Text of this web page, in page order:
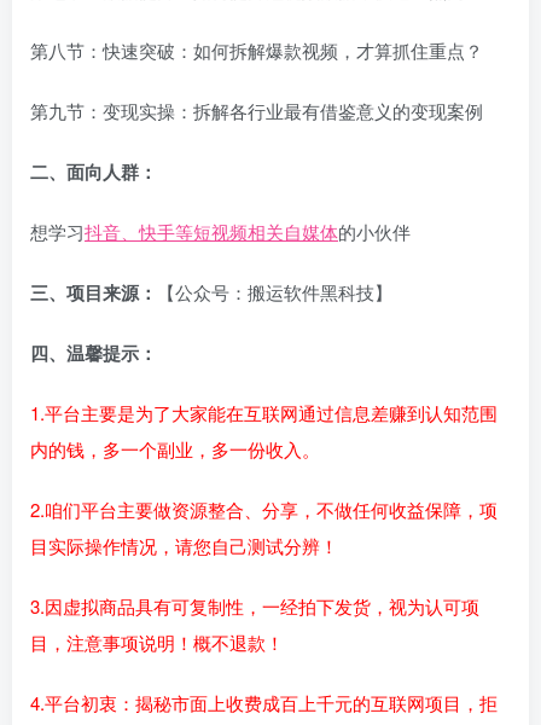
第八节：快速突破：如何拆解爆款视频，才算抓住重点？
第九节：变现实操：拆解各行业最有借鉴意义的变现案例
二、面向人群：
想学习抖音、快手等短视频相关自媒体的小伙伴
三、项目来源： 【公众号：搬运软件黑科技】
四、温馨提示：
1.平台主要是为了大家能在互联网通过信息差赚到认知范围
内的钱，多一个副业，多一份收入。
2.咱们平台主要做资源整合、分享，不做任何收益保障，项
目实际操作情况，请您自己测试分辨！
3.因虚拟商品具有可复制性，一经拍下发货，视为认可项
目，注意事项说明！概不退款！
4.平台初衷：揭秘市面上收费成百上千元的互联网项目，拒